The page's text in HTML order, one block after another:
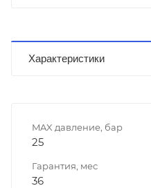
Характеристики
MAX давление, бар
25
Гарантия, мес
36